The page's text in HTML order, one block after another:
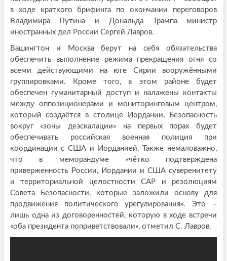
в ходе краткого брифинга по окончании переговоров
Владимира Путина и Дональда Трампа министр
иностранных дел России Сергей Лавров.
Вашингтон и Москва берут на себя обязательства
обеспечить выполнение режима прекращения огня со
всеми действующими на юге Сирии вооружёнными
группировками. Кроме того, в этом районе будет
обеспечен гуманитарный доступ и налажены контакты
между оппозиционерами и мониторинговым центром,
который создаётся в столице Иордании. Безопасность
вокруг «зоны деэскалации» на первых порах будет
обеспечивать российская военная полиция при
координации с США и Иорданией. Также немаловажно,
что в меморандуме «чётко подтверждена
приверженность России, Иордании и США суверенитету
и территориальной целостности САР и резолюциям
Совета Безопасности, которые заложили основу для
продвижения политического урегулирования». Это –
лишь одна из договоренностей, которую в ходе встречи
«оба президента поприветствовали», отметил С. Лавров.